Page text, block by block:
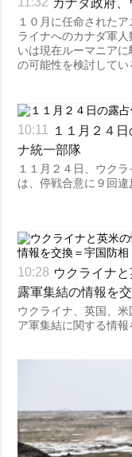
１０月に任命された
ライナへのカナダ軍
いは現在ルーマニア
の可能性を検討してい
10:11
１１月２４
ナ統一部隊
１１月２４日、ウク
は、停戦合意に９回違
10:28 ウクライナ
露軍集結の情報を
ウクライナ、英国、
ア軍集結に関する情報